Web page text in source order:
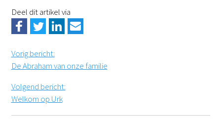
Deel dit artikel via
Vorig bericht:
De Abraham van onze familie
Volgend bericht:
Welkom op Urk